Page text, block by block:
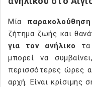
Μία
ζήτημα ζωής και
για τον ανήλικο τα
μπορεί να
περισσότερες ώρες
αρχή. Είναι κρίσιμης